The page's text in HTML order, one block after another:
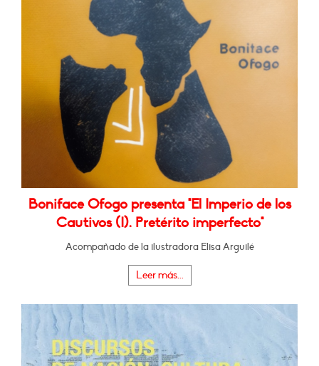
Boniface Ofogo presenta "El Imperio de los
Cautivos (I). Pretérito imperfecto"
Acompañado de la ilustradora Elisa Arguilé
Leer más...